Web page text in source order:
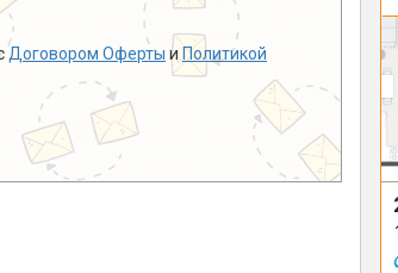
Договором Оферты и Политикой